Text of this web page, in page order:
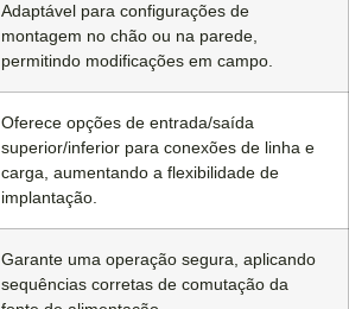
Adaptável para configurações de
montagem no chão ou na parede,
permitindo modificações em campo.
Oferece opções de entrada/saída
superior/inferior para conexões de linha e
carga, aumentando a flexibilidade de
implantação.
Garante uma operação segura, aplicando
sequências corretas de comutação da